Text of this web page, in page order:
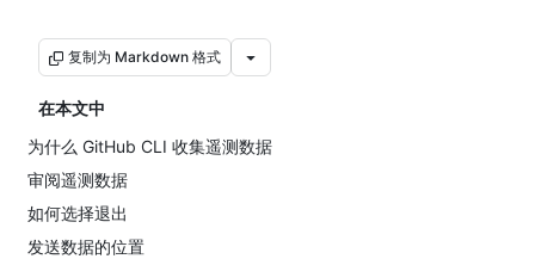
复制为 Markdown 格式
在本文中
为什么 GitHub CLI 收集遥测数据
审阅遥测数据
如何选择退出
发送数据的位置